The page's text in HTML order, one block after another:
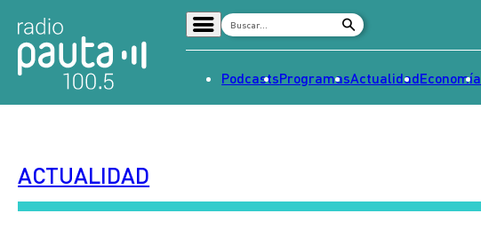
Señal 2
PodcastsProgramasActualidadEconomía
ACTUALIDAD